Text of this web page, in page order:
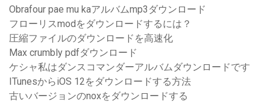
Obrafour pae mu kaアルバムmp3ダウンロード
フローリスmodをダウンロードするには？
圧縮ファイルのダウンロードを高速化
Max crumbly pdfダウンロード
ケシャ私はダンスコマンダーアルバムダウンロードです
ITunesからiOS 12をダウンロードする方法
古いバージョンのnoxをダウンロードする